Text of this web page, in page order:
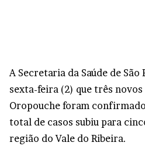
A Secretaria da Saúde de
sexta-feira (2) que três novos
Oropouche foram
total de casos subiu para
região do Vale do Ribeira.